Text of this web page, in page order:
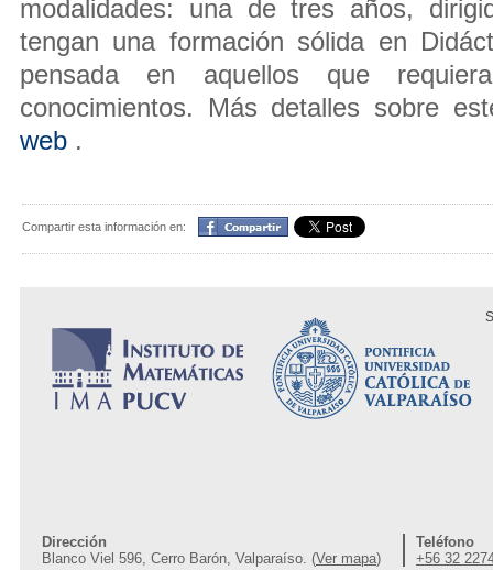
modalidades: una de tres años,
tengan una formación sólida en
pensada en aquellos que
conocimientos. Más detalles sobre
web .
Compartir esta información en: Compartir
Dirección
Blanco Viel 596, Cerro Barón, Valparaíso. (Ver mapa)
Teléfono
+56 32